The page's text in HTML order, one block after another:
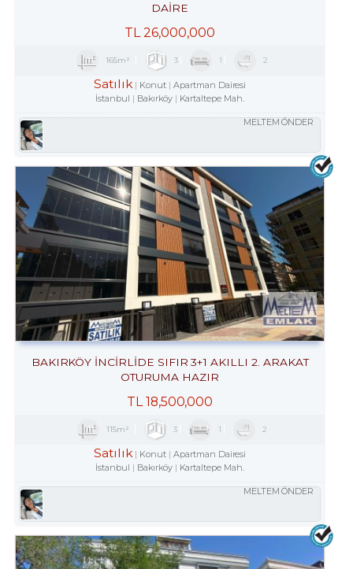
DAİRE
TL26,000,000
165m² 3 1 2
Satılık Konut
Apartman Dairesi
İstanbul
Bakırköy Kartaltepe Mah.
MELTEM ÖNDER
BAKIRKÖY İNCİRLİDE SIFIR 3+1 AKILLI 2. ARAKAT
OTURUMA HAZIR
TL18,500,000
115m² 3 1 2
Satılık Konut
Apartman Dairesi
İstanbul
Bakırköy Kartaltepe Mah.
MELTEM ÖNDER